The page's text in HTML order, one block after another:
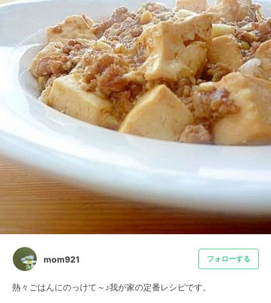
mom921 フォローする
熱々ごはんにのっけて～♪我が家の定番レシピです。